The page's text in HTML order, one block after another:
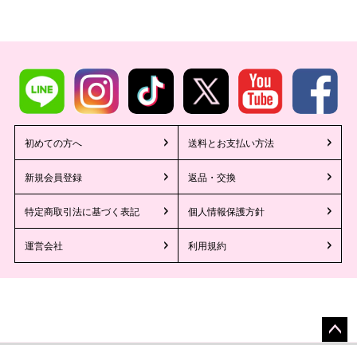
初めての方へ 送料とお支払い方法
新規会員登録 返品・交換
特定商取引法に基づく表記 個人情報保護方針
運営会社 利用規約